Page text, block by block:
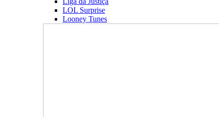
LOL Surprise
Looney Tunes